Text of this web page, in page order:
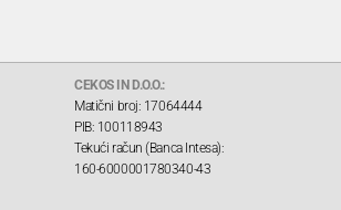
CEKOS IN D.O.O.:
Matični broj: 17064444
PIB: 100118943
Tekući račun (Banca Intesa):
160-6000001780340-43